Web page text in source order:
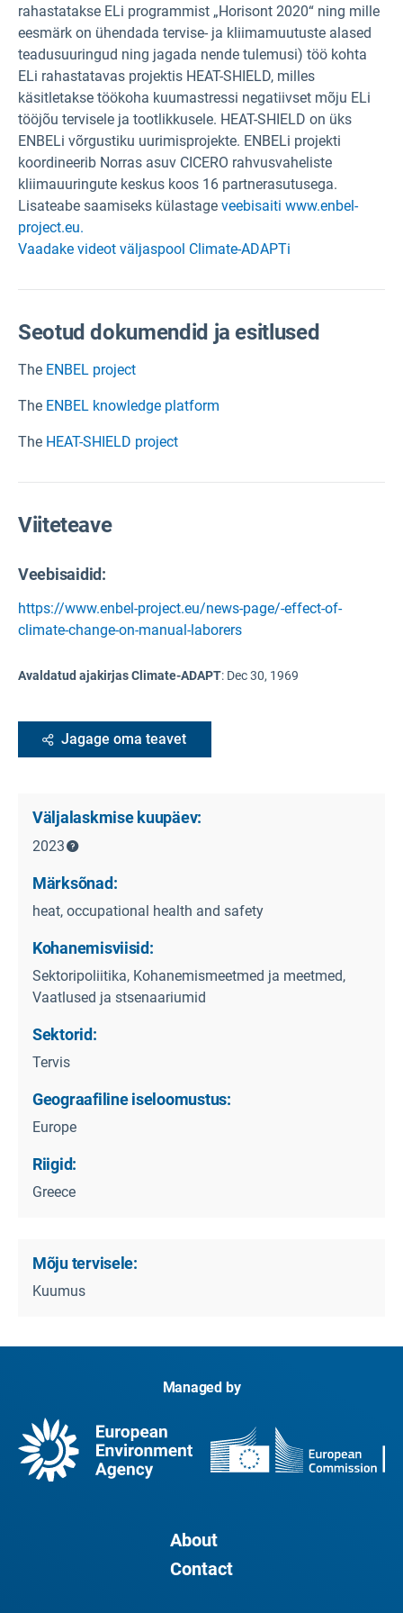
rahastatakse ELi programmist „Horisont 2020“ ning mille
eesmärk on ühendada tervise- ja kliimamuutuste alased
teadusuuringud ning jagada nende tulemusi) töö kohta
ELi rahastatavas projektis HEAT-SHIELD, milles
käsitletakse töökoha kuumastressi negatiivset mõju ELi
tööjõu tervisele ja tootlikkusele. HEAT-SHIELD on üks
ENBELi võrgustiku uurimisprojekte. ENBELi projekti
koordineerib Norras asuv CICERO rahvusvaheliste
kliimauuringute keskus koos 16 partnerasutusega.
Lisateabe saamiseks külastage veebisaiti www.enbel-
project.eu.
Vaadake videot väljaspool Climate-ADAPTi
Seotud dokumendid ja esitlused
The ENBEL project
The ENBEL knowledge platform
The HEAT-SHIELD project
Viiteteave
Veebisaidid:
https://www.enbel-project.eu/news-page/-effect-of-
climate-change-on-manual-laborers
Avaldatud ajakirjas Climate-ADAPT: Dec 30, 1969
Jagage oma teavet
Väljalaskmise kuupäev:
2023
Märksõnad:
heat, occupational health and safety
Kohanemisviisid:
Sektoripoliitika, Kohanemismeetmed ja meetmed,
Vaatlused ja stsenaariumid
Sektorid:
Tervis
Geograafiline iseloomustus:
Europe
Riigid:
Greece
Mõju tervisele:
Kuumus
Managed by
About
Contact